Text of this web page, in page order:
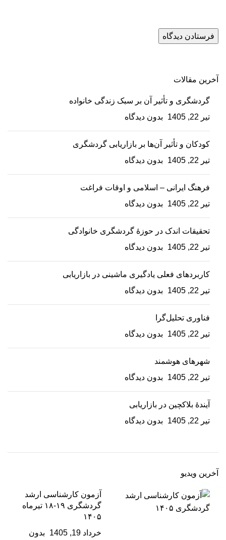
آخرین مقالات
گردشگری و تأثیر آن بر سبک زندگی خانواده
تیر 22, 1405
بدون دیدگاه
کودکان و تأثیر آن‌ها بر بازاریابی گردشگری
تیر 22, 1405
بدون دیدگاه
فرهنگ ایرانی – اسلامی و اوقات فراغت
تیر 22, 1405
بدون دیدگاه
تحقیقات اندک در حوزۀ گردشگری خانوادگی
تیر 22, 1405
بدون دیدگاه
کاربردهای فعلی یادگیری ماشینی در بازاریابی
تیر 22, 1405
بدون دیدگاه
فناوری تحلیل‌گرا
تیر 22, 1405
بدون دیدگاه
شهرهای هوشمند
تیر 22, 1405
بدون دیدگاه
آیندۀ بلاکچین در بازاریابی
تیر 22, 1405
بدون دیدگاه
آخرین ویدیو
آزمون کارشناسی ارشد
گردشگری ۱۹-۱۸ تیرماه
۱۴۰۵
خرداد 19, 1405
بدون